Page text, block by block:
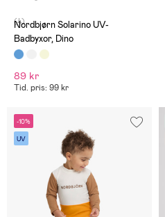
(4)
Nordbjørn Solarino UV-
Badbyxor, Dino
89 kr
Tid. pris: 99 kr
-10%
UV